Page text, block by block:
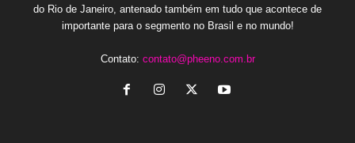
do Rio de Janeiro, antenado também em tudo que acontece de
importante para o segmento no Brasil e no mundo!
Contato: contato@pheeno.com.br